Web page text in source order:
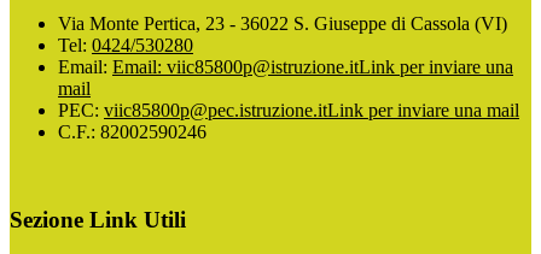
Via Monte Pertica, 23 - 36022 S. Giuseppe di Cassola (VI)
Tel: 0424/530280
Email: Email: viic85800p@istruzione.itLink per inviare una
mail
PEC: viic85800p@pec.istruzione.itLink per inviare una mail
C.F.: 82002590246
Sezione Link Utili